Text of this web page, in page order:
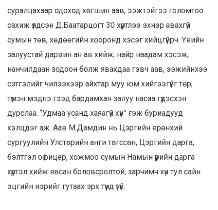
суралцахаар одоход хөгшин аав, ээжтэйгээ голомтоо
сахиж үлдсэн Д.Баатарцогт 30 хүртлээ эхнэр авахгүй
сумын төв, хөдөөгийн хооронд хэсэг хийцгүйрч. Үеийн
залуустай дарвин ан ав хийж, найр наадам хэсэж,
нанчилдаан зодоон болж явахдаа гэвч аав, ээжийнхээ
сэтгэлийг чилээхээр айхтар муу юм хийгээгүйг төр,
түмэн мэднэ гээд бардамхан залуу насаа гүдэсхэн
дурслаа. “Удмаа усанд хаяагүй хүн” гэж буриадууд
хэлцдэг аж. Аав М.Дамдин нь Цэргийн ерөнхий
сургуулийн Улстөрийн анги төгссөн, Цэргийн дарга,
бэлтгэл офицер, хожмоо сумын Намын үүрийн дарга
хүртэл хийж явсан боловсролтой, зарчимч хүн тул сайн
эцгийн нэрийг гутаах эрх түүнд үгүй.